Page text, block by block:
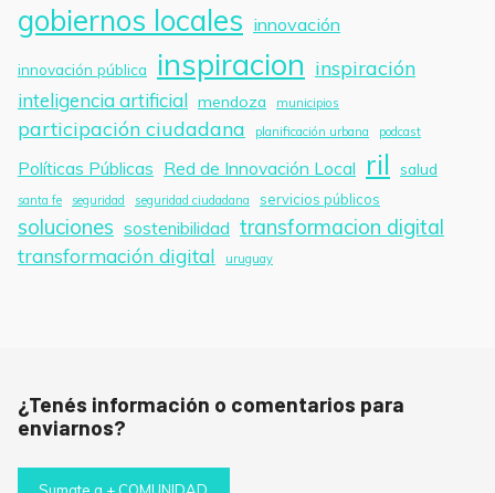
gobiernos locales innovación
innovación pública inspiracion inspiración
inteligencia artificial mendoza municipios
participación ciudadana planificación urbana podcast
Políticas Públicas Red de Innovación Local ril salud
santa fe seguridad seguridad ciudadana servicios públicos
soluciones sostenibilidad transformacion digital
transformación digital uruguay
¿Tenés información o comentarios para
enviarnos?
Sumate a + COMUNIDAD